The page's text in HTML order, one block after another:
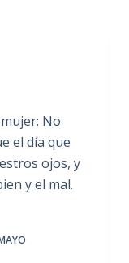
No
el día que
ojos, y
y el mal.